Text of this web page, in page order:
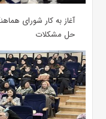
آغاز به کار شورای
حل مشکلات